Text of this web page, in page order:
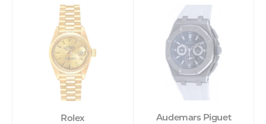
Rolex Audemars Piguet